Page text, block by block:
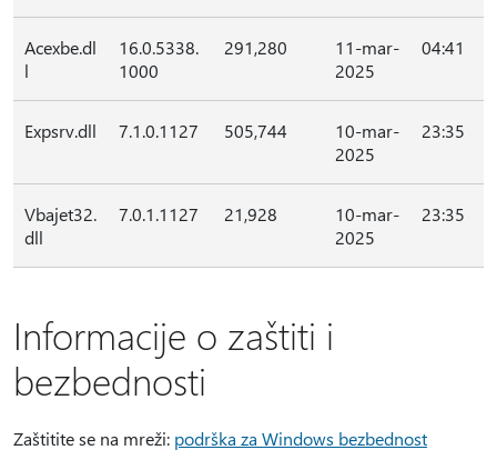
Acexbe.dl
l
16.0.5338.
1000
291,280
11-mar-
2025
04:41
Expsrv.dll 7.1.0.1127 505,744
10-mar-
2025
23:35
Vbajet32.
dll
7.0.1.1127 21,928
10-mar-
2025
23:35
Informacije o zaštiti i
bezbednosti
Zaštitite se na mreži: podrška za Windows bezbednost